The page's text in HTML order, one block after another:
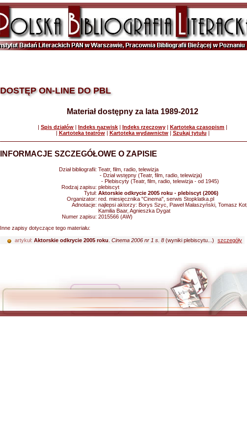
DOSTĘP ON-LINE DO PBL
Materiał dostępny za lata 1989-2012
| Spis działów | Indeks nazwisk | Indeks rzeczowy | Kartoteka czasopism |
| Kartoteka teatrów| Kartoteka wydawnictw| Szukaj tytułu |
INFORMACJE SZCZEGÓŁOWE O ZAPISIE
Dział bibliografii: Teatr, film, radio, telewizja
- Dział wstępny (Teatr, film, radio, telewizja)
- Plebiscyty (Teatr, film, radio, telewizja - od 1945)
Rodzaj zapisu: plebiscyt
Tytuł: Aktorskie odkrycie 2005 roku - plebiscyt (2006)
Organizator: red. miesięcznika "Cinema", serwis Stopklatka.pl
Adnotacje: najlepsi aktorzy: Borys Szyc, Paweł Małaszyński, Tomasz Kot,
Kamilia Baar, Agnieszka Dygat
Numer zapisu: 2015566 (AW)
Inne zapisy dotyczące tego materiału:
artykuł: Aktorskie odkrycie 2005 roku Cinema 2006 nr 1 s. 8 (wyniki plebiscytu...) szczegóły